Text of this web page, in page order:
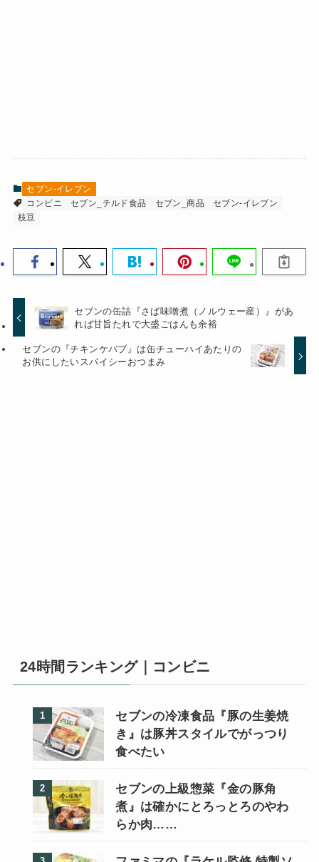
セブン-イレブン
コンビニ
セブン_チルド食品 セブン_商品
セブン-イレブン
枝豆
セブンの缶詰『さば味噌煮（ノルウェー産）』があ
れば甘旨たれで大盛ごはんも余裕
セブンの『チキンケバブ』は缶チューハイあたりの
お供にしたいスパイシーおつまみ
24時間ランキング｜コンビニ
セブンの冷凍食品『豚の生姜焼
き』は豚丼スタイルでがっつり
食べたい
セブンの上級惣菜『金の豚角
煮』は確かにとろっとろのやわ
らか肉……